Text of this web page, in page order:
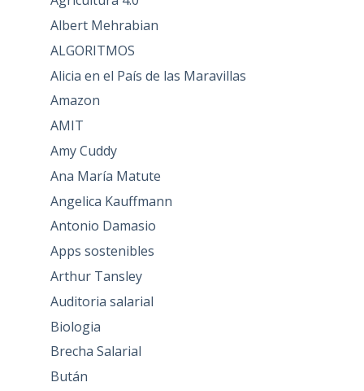
Albert Mehrabian
ALGORITMOS
Alicia en el País de las Maravillas
Amazon
AMIT
Amy Cuddy
Ana María Matute
Angelica Kauffmann
Antonio Damasio
Apps sostenibles
Arthur Tansley
Auditoria salarial
Biologia
Brecha Salarial
Bután